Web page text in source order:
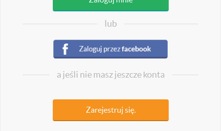
lub
a jeśli nie masz jeszcze konta
Zarejestruj się.